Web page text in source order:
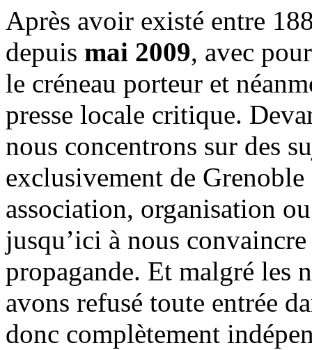
Après avoir existé entre
depuis mai 2009, avec
le créneau porteur et
presse locale critique.
nous concentrons sur des
exclusivement de
association, organisation
jusqu’ici à nous
propagande. Et malgré les
avons refusé toute entrée
donc complètement